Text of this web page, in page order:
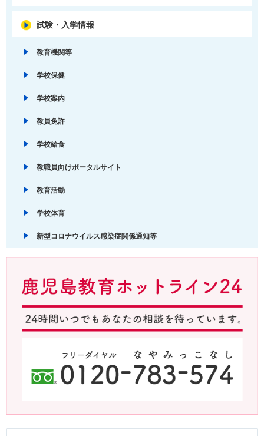
試験・入学情報
教育機関等
学校保健
学校案内
教員免許
学校給食
教職員向けポータルサイト
教育活動
学校体育
新型コロナウイルス感染症関係通知等